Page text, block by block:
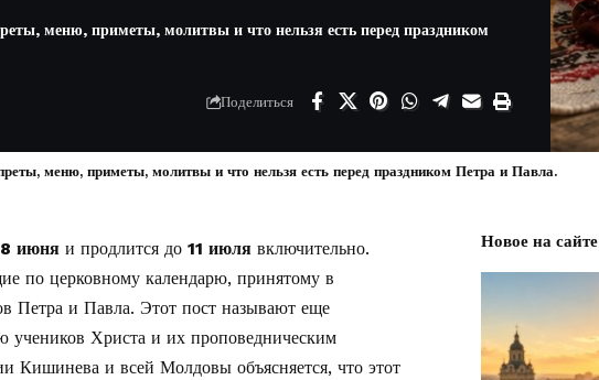
меню, приметы, молитвы и что нельзя есть перед праздником
Поделиться
меню, приметы, молитвы и что нельзя есть перед праздником Петра и Павла.
8 июня и продлится до 11 июля включительно.
по церковному календарю, принятому в
Петра и Павла. Этот пост называют еще
учеников Христа и их проповедническим
Кишинева и всей Молдовы объясняется, что этот
Новое на сайте